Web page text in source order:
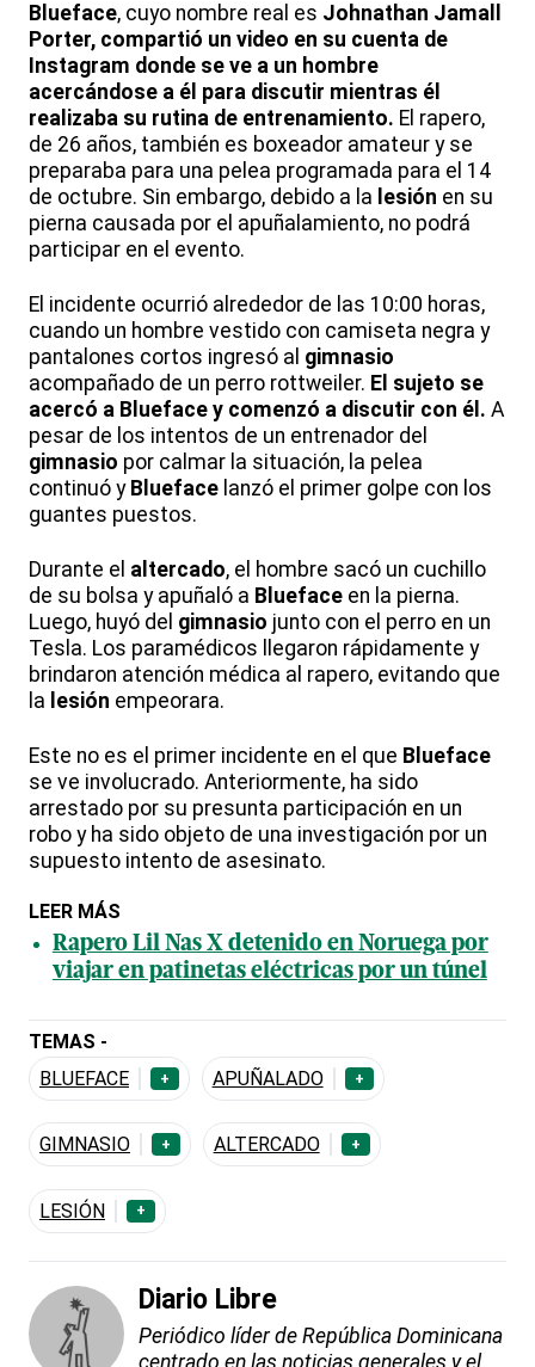
Blueface, cuyo nombre real es Johnathan Jamall
Porter, compartió un video en su cuenta de
Instagram donde se ve a un hombre
acercándose a él para discutir mientras él
realizaba su rutina de entrenamiento. El rapero,
de 26 años, también es boxeador amateur y se
preparaba para una pelea programada para el 14
de octubre. Sin embargo, debido a la lesión en su
pierna causada por el apuñalamiento, no podrá
participar en el evento.
El incidente ocurrió alrededor de las 10:00 horas,
cuando un hombre vestido con camiseta negra y
pantalones cortos ingresó al gimnasio
acompañado de un perro rottweiler. El sujeto se
acercó a Blueface y comenzó a discutir con él. A
pesar de los intentos de un entrenador del
gimnasio por calmar la situación, la pelea
continuó y Blueface lanzó el primer golpe con los
guantes puestos.
Durante el altercado, el hombre sacó un cuchillo
de su bolsa y apuñaló a Blueface en la pierna.
Luego, huyó del gimnasio junto con el perro en un
Tesla. Los paramédicos llegaron rápidamente y
brindaron atención médica al rapero, evitando que
la lesión empeorara.
Este no es el primer incidente en el que Blueface
se ve involucrado. Anteriormente, ha sido
arrestado por su presunta participación en un
robo y ha sido objeto de una investigación por un
supuesto intento de asesinato.
LEER MÁS
Rapero Lil Nas X detenido en Noruega por
viajar en patinetas eléctricas por un túnel
TEMAS -
BLUEFACE
+ APUÑALADO +
GIMNASIO + ALTERCADO +
LESIÓN +
Diario Libre
Periódico líder de República Dominicana
centrado en las noticias generales y el